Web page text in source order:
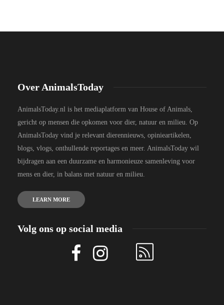
Over AnimalsToday
AnimalsToday.nl is het mediaplatform van House of Animals,
gericht op mensen die opkomen voor dier, natuur en milieu. Op
AnimalsToday vind je relevant dierennieuws, opinieartikelen,
blogs, vlogs, onthullende reportages en meer. AnimalsToday wil
bijdragen aan een duurzame en harmonieuze samenleving voor
mens en dier, in balans met natuur en milieu.
LEARN MORE
Volg ons op social media